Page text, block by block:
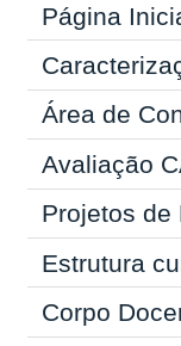
Página
Área de
Avaliação
Projetos de
Estrutura
Corpo